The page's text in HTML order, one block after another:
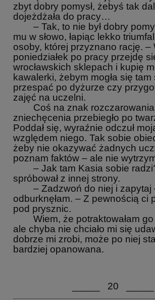
zbyt dobry pomysł, żebyś tak
dojeżdżała do pracy…
– Tak, to nie był dobry
mu w słowo, łapiąc lekko
osoby, której przyznano rację. –
poniedziałek po pracy przejdę
wrocławskich sklepach i kupię
kawalerki, żebym mogła się
przespać po dyżurze czy
zajęć na uczelni.
Coś na znak
zniechęcenia przebiegło po
Poddał się, wyraźnie odczuł
względem niego. Tak sobie
żeby nie okazywać żadnych
poznam faktów – ale nie
– Jak tam Kasia sobie
spróbował z innej strony.
– Zadzwoń do niej i zapytaj
odburknęłam. – Z pewnością ci
pod prysznic.
Wiem, że potraktowałam go
ale chyba nie chciało mi się
dobrze mi zrobi, może po niej
bardziej opanowana.
_____ 20 _____